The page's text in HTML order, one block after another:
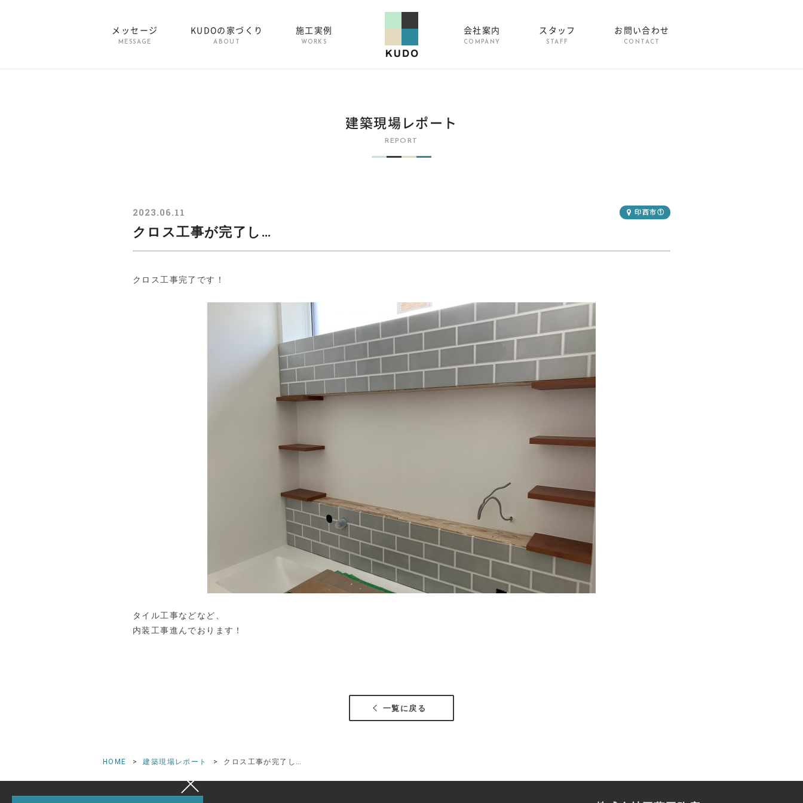
メッセージ
MESSAGE
KUDOの家づくり
ABOUT
施工実例
WORKS
会社案内
COMPANY
スタッフ
STAFF
お問い合わせ
CONTACT
建築現場レポート
REPORT
2023.06.11 印西市①
クロス工事が完了し…
クロス工事完了です！
タイル工事などなど、
内装工事進んでおります！
一覧に戻る
HOME 建築現場レポート クロス工事が完了し…